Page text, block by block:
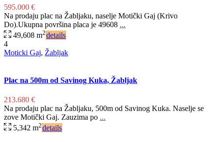
595.000 €
Na prodaju plac na Žabljaku, naselje Motički Gaj (Krivo
Do).Ukupna površina placa je 49608 ...
49,608 m2details
4
Moticki Gaj, Žabljak
Plac na 500m od Savinog Kuka, Žabljak
213.680 €
Na prodaju plac na Žabljaku, 500m od Savinog Kuka. Naselje se
zove Motički Gaj. Zauzima po ...
5,342 m2details